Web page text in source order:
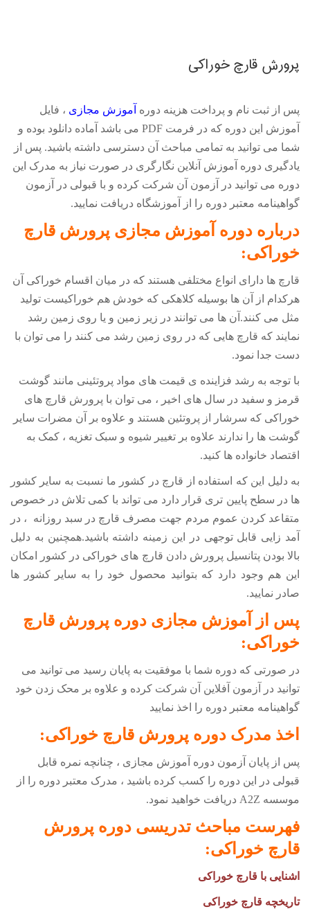
پرورش قارچ خوراکی
پس از ثبت نام و پرداخت هزینه دوره آموزش مجازی ، فایل
آموزش این دوره که در فرمت PDF می باشد آماده دانلود بوده و
شما می توانید به تمامی مباحث آن دسترسی داشته باشید. پس از
یادگیری دوره آموزش آنلاین نگارگری در صورت نیاز به مدرک این
دوره می توانید در آزمون آن شرکت کرده و با قبولی در آزمون
گواهینامه معتبر دوره را از آموزشگاه دریافت نمایید.
درباره دوره آموزش مجازی پرورش قارچ
خوراکی:
قارچ ها دارای انواع مختلفی هستند که در میان اقسام خوراکی آن
هرکدام از آن ها بوسیله کلاهکی که خودش هم خوراکیست تولید
مثل می کنند.آن ها می توانند در زیر زمین و یا روی زمین رشد
نمایند که قارچ هایی که در روی زمین رشد می کنند را می توان با
دست جدا نمود.
با توجه به رشد فزاینده ی قیمت های مواد پروتئینی مانند گوشت
قرمز و سفید در سال های اخیر ، می توان با پرورش قارچ های
خوراکی که سرشار از پروتئین هستند و علاوه بر آن مضرات سایر
گوشت ها را ندارند علاوه بر تغییر شیوه و سبک تغزیه ، کمک به
اقتصاد خانواده ها کنید.
به دلیل این که استفاده از قارچ در کشور ما نسبت به سایر کشور
ها در سطح پایین تری قرار دارد می تواند با کمی تلاش در خصوص
متقاعد کردن عموم مردم جهت مصرف قارچ در سبد روزانه
، در
آمد زایی قابل توجهی در این زمینه داشته باشید.همچنین به دلیل
بالا بودن پتانسیل پرورش دادن قارچ های خوراکی در کشور امکان
این هم وجود دارد که بتوانید محصول خود را به سایر کشور ها
صادر نمایید.
پس از آموزش مجازی دوره پرورش قارچ
خوراکی:
در صورتی که دوره شما با موفقیت به پایان رسید می توانید می
توانید در آزمون آفلاین آن شرکت کرده و علاوه بر محک زدن خود
گواهینامه معتبر دوره را اخذ نمایید
اخذ مدرک دوره پرورش قارچ خوراکی:
پس از پایان آزمون دوره آموزش مجازی ، چنانچه نمره قابل
قبولی در این دوره را کسب کرده باشید ، مدرک معتبر دوره را از
موسسه A2Z دریافت خواهید نمود.
فهرست مباحث تدریسی دوره پرورش
قارچ خوراکی:
اشنایی با قارچ خوراکی
تاریخچه قارچ خوراکی